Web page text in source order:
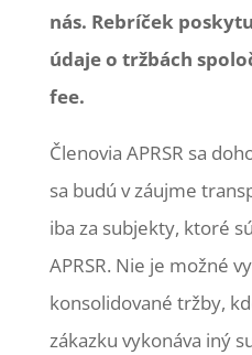
nás. Rebríček
údaje o tržbách
fee.
Členovia APRSR sa
sa budú v záujme
iba za subjekty, ktoré
APRSR. Nie je možné
konsolidované tržby,
zákazku vykonáva iný